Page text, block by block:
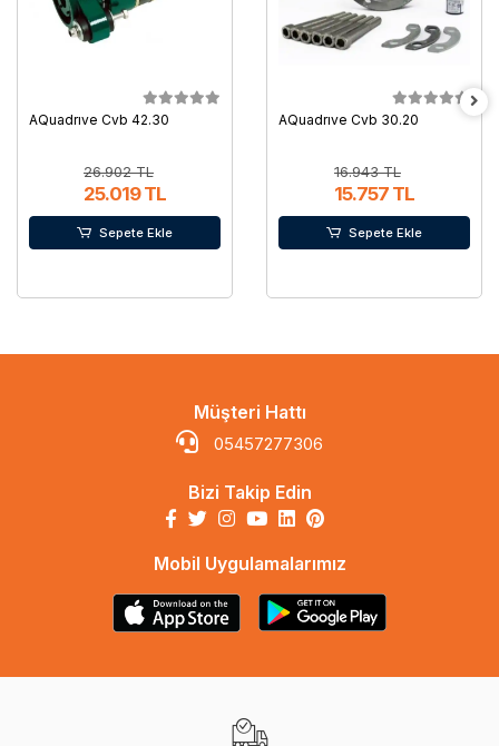
AQuadrıve Cvb 42.30
26.902 TL
25.019 TL
Sepete Ekle
AQuadrıve Cvb 30.20
16.943 TL
15.757 TL
Sepete Ekle
Müşteri Hattı
05457277306
Bizi Takip Edin
Mobil Uygulamalarımız